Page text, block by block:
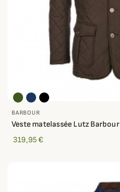
BARBOUR
Veste matelassée Lutz Barbour
319,95 €